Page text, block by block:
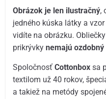
Obrázok je len ilustračný,
jedného kúska látky a
vidíte na obrázku.
prikrývkynemajú ozdobný
SpoločnosťCottonbox sa
textilom už 40 rokov,
a takiež na metódy